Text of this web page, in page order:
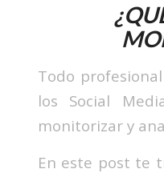
Todo
los Social
monitorizar y
En este post te